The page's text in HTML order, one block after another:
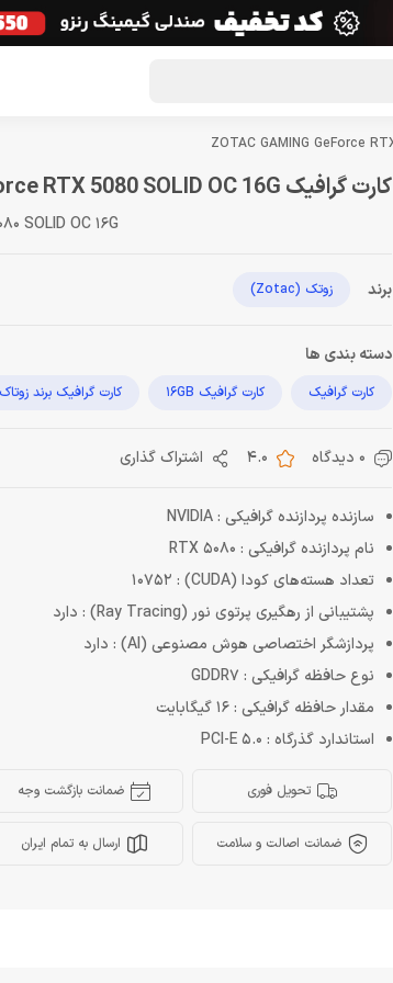
کارت گرافیک ZOTAC GAMING GeForce RTX 5080 SOLID OC 16G
SOLID OC 16G
برند زوتک (Zotac)
دسته بندی ها
کارت گرافیک کارت گرافیک 16GB کارت گرافیک برند زوتاک
0 دیدگاه 4.0 اشتراک گذاری
سازنده پردازنده گرافیکی : NVIDIA
نام پردازنده گرافیکی : RTX 5080
تعداد هسته‌های کودا (CUDA) : 10752
پشتیبانی از رهگیری پرتوی نور (Ray Tracing) : دارد
پردازشگر اختصاصی هوش مصنوعی (AI) : دارد
نوع حافظه گرافیکی : GDDR7
مقدار حافظه گرافیکی : 16 گیگابایت
استاندارد گذرگاه : PCI-E 5.0
تحویل فوری ضمانت بازگشت وجه
ضمانت اصالت و سلامت ارسال به تمام ایران